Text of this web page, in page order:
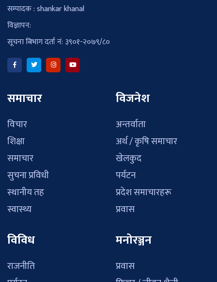
सम्पादक : shankar khanal
विज्ञापन:
सूचना बिभाग दर्ता नं: ३९०१-२०७९/८०
समाचार
विचार
शिक्षा
समाचार
सुचना प्रविधी
स्थानीय तह
स्वास्थ्य
विजनेश
अन्तर्वाता
अर्थ / कृषि समाचार
खेलकुद
पर्यटन
प्रदेश समाचारहरू
प्रवास
विविध
राजनीति
मनोरञ्जन
प्रवास